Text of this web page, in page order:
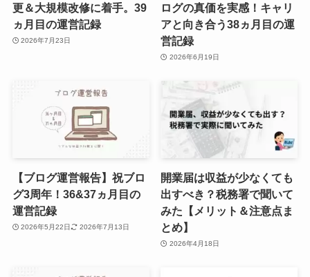
更＆大規模改修に着手。39
ヵ月目の運営記録
2026年7月23日
ログの真価を実感！キャリ
アと向き合う38ヵ月目の運
営記録
2026年6月19日
【ブログ運営報告】祝ブロ
グ3周年！36&37ヵ月目の
運営記録
2026年5月22日 2026年7月13日
開業届は収益が少なくても
出すべき？税務署で聞いて
みた【メリット＆注意点ま
とめ】
2026年4月18日